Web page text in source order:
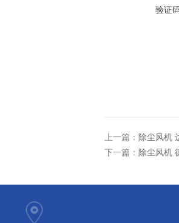
验证
上一篇： 除尘风机
下一篇： 除尘风机